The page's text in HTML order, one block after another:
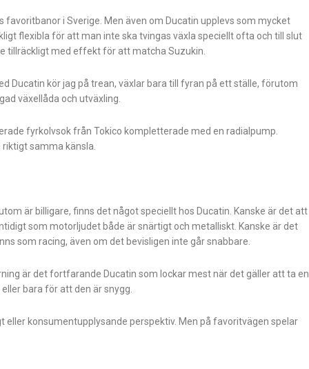
favoritbanor i Sverige. Men även om Ducatin upplevs som mycket
flexibla för att man inte ska tvingas växla speciellt ofta och till slut
tillräckligt med effekt för att matcha Suzukin.
Ducatin kör jag på trean, växlar bara till fyran på ett ställe, förutom
växellåda och utväxling.
fyrkolvsok från Tokico kompletterade med en radialpump.
samma känsla.
är billigare, finns det något speciellt hos Ducatin. Kanske är det att
som motorljudet både är snärtigt och metalliskt. Kanske är det
som racing, även om det bevisligen inte går snabbare.
är det fortfarande Ducatin som lockar mest när det gäller att ta en
bara för att den är snygg.
konsumentupplysande perspektiv. Men på favoritvägen spelar